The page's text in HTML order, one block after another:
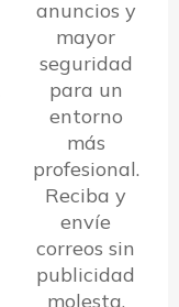
anuncios y
mayor
seguridad
para un
entorno
más
profesional.
Reciba y
envíe
correos sin
publicidad
molesta.